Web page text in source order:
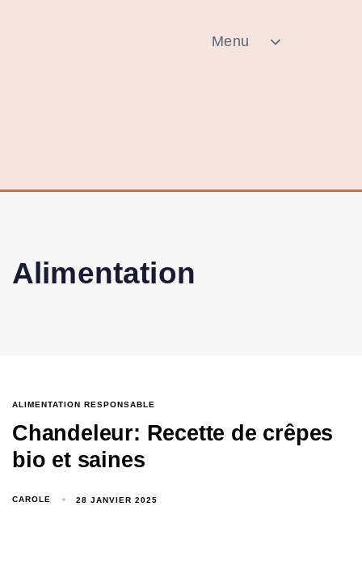
Menu
Alimentation
ALIMENTATION RESPONSABLE
Chandeleur: Recette de crêpes
bio et saines
CAROLE 28 JANVIER 2025